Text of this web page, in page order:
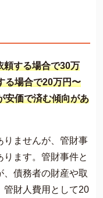
頼する場合で30万
る場合で20万円〜
安価で済む傾向があ
りませんが、管財事
ます。管財事件と
、債務者の財産や取
管財人費用として20